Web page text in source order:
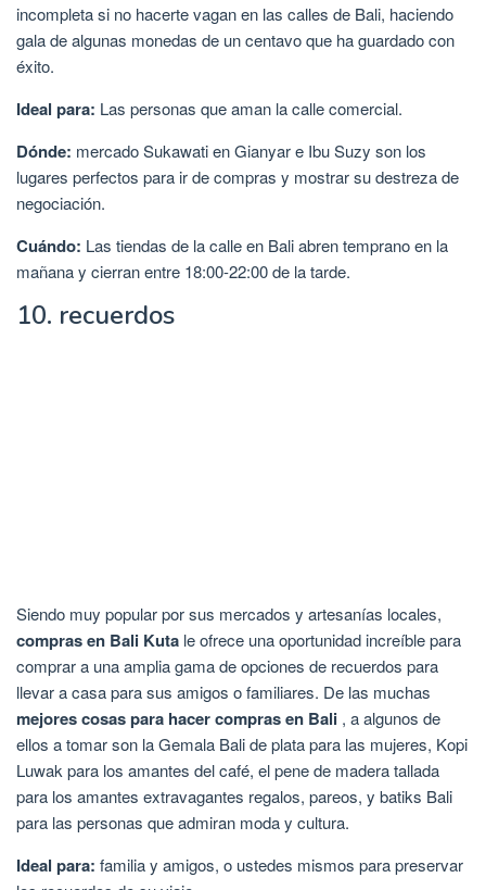
incompleta si no hacerte vagan en las calles de Bali, haciendo
gala de algunas monedas de un centavo que ha guardado con
éxito.
Ideal para: Las personas que aman la calle comercial.
Dónde: mercado Sukawati en Gianyar e Ibu Suzy son los
lugares perfectos para ir de compras y mostrar su destreza de
negociación.
Cuándo: Las tiendas de la calle en Bali abren temprano en la
mañana y cierran entre 18:00-22:00 de la tarde.
10. recuerdos
Siendo muy popular por sus mercados y artesanías locales,
compras en Bali Kuta le ofrece una oportunidad increíble para
comprar a una amplia gama de opciones de recuerdos para
llevar a casa para sus amigos o familiares. De las muchas
mejores cosas para hacer compras en Bali , a algunos de
ellos a tomar son la Gemala Bali de plata para las mujeres, Kopi
Luwak para los amantes del café, el pene de madera tallada
para los amantes extravagantes regalos, pareos, y batiks Bali
para las personas que admiran moda y cultura.
Ideal para: familia y amigos, o ustedes mismos para preservar